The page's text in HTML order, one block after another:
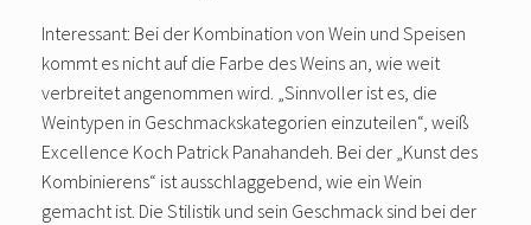
Interessant: Bei der Kombination von Wein und Speisen
kommt es nicht auf die Farbe des Weins an, wie weit
verbreitet angenommen wird. „Sinnvoller ist es, die
Weintypen in Geschmackskategorien einzuteilen“, weiß
Excellence Koch Patrick Panahandeh. Bei der „Kunst des
Kombinierens“ ist ausschlaggebend, wie ein Wein
gemacht ist. Die Stilistik und sein Geschmack sind bei der